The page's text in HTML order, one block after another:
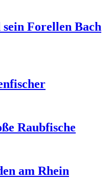
Forellen Bach
Raubfische
am Rhein